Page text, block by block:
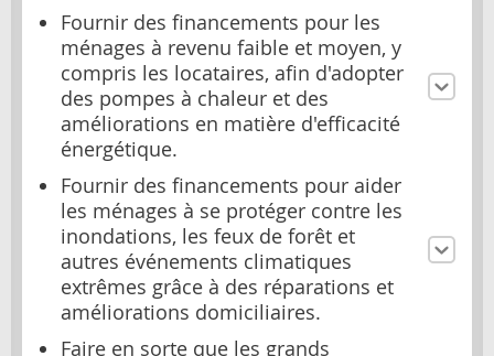
Fournir des financements pour les
ménages à revenu faible et moyen, y
compris les locataires, afin d'adopter
des pompes à chaleur et des
améliorations en matière d'efficacité
énergétique.
Fournir des financements pour aider
les ménages à se protéger contre les
inondations, les feux de forêt et
autres événements climatiques
extrêmes grâce à des réparations et
améliorations domiciliaires.
Faire en sorte que les grands